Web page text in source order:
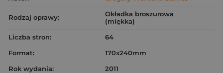
Rodzaj oprawy:
Okładka broszurowa
(miękka)
Liczba stron:
64
Format:
170x240mm
Rok wydania:
2011